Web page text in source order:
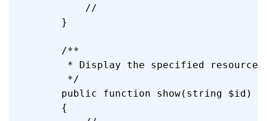
        //
    }
    /**
     * Display the specified resource.
     */
    public function show(string $id)
    {